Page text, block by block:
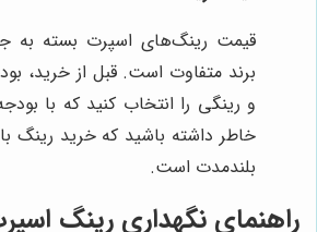
قیمت رینگ‌های اسپرت بسته به
برند متفاوت است. قبل از خرید،
و رینگی را انتخاب کنید که با
خاطر داشته باشید که خرید رینگ
بلندمدت است.
راهنمای نگهداری رینگ